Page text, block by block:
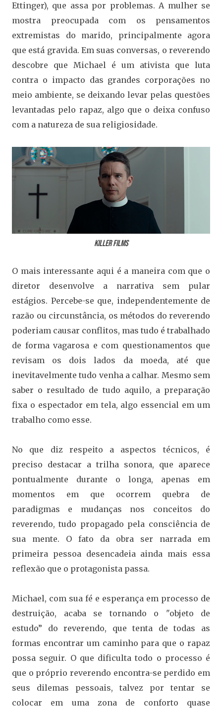
Ettinger), que assa por problemas. A mulher se
mostra preocupada com os pensamentos
extremistas do marido, principalmente agora
que está gravida. Em suas conversas, o reverendo
descobre que Michael é um ativista que luta
contra o impacto das grandes corporações no
meio ambiente, se deixando levar pelas questões
levantadas pelo rapaz, algo que o deixa confuso
com a natureza de sua religiosidade.
Killer Films
O mais interessante aqui é a maneira com que o
diretor desenvolve a narrativa sem pular
estágios. Percebe-se que, independentemente de
razão ou circunstância, os métodos do reverendo
poderiam causar conflitos, mas tudo é trabalhado
de forma vagarosa e com questionamentos que
revisam os dois lados da moeda, até que
inevitavelmente tudo venha a calhar. Mesmo sem
saber o resultado de tudo aquilo, a preparação
fixa o espectador em tela, algo essencial em um
trabalho como esse.
No que diz respeito a aspectos técnicos, é
preciso destacar a trilha sonora, que aparece
pontualmente durante o longa, apenas em
momentos em que ocorrem quebra de
paradigmas e mudanças nos conceitos do
reverendo, tudo propagado pela consciência de
sua mente. O fato da obra ser narrada em
primeira pessoa desencadeia ainda mais essa
reflexão que o protagonista passa.
Michael, com sua fé e esperança em processo de
destruição, acaba se tornando o "objeto de
estudo” do reverendo, que tenta de todas as
formas encontrar um caminho para que o rapaz
possa seguir. O que dificulta todo o processo é
que o próprio reverendo encontra-se perdido em
seus dilemas pessoais, talvez por tentar se
colocar em uma zona de conforto quase